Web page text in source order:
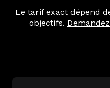
Le tarif exact dépend
objectifs.